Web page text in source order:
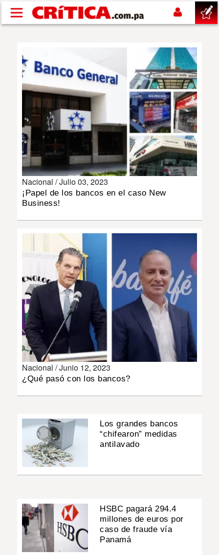
Pasar al contenido principal
SUCESOS
NACIONAL
POLÍTICA
SHOW
DEPORTES
IMPRESO
Nacional /Julio 03, 2023
¡Papel de los bancos en el caso New
Business!
Nacional /Junio 12, 2023
¿Qué pasó con los bancos?
Los grandes bancos
“chifearon” medidas
antilavado
HSBC pagará 294.4
millones de euros por
caso de fraude vía
Panamá